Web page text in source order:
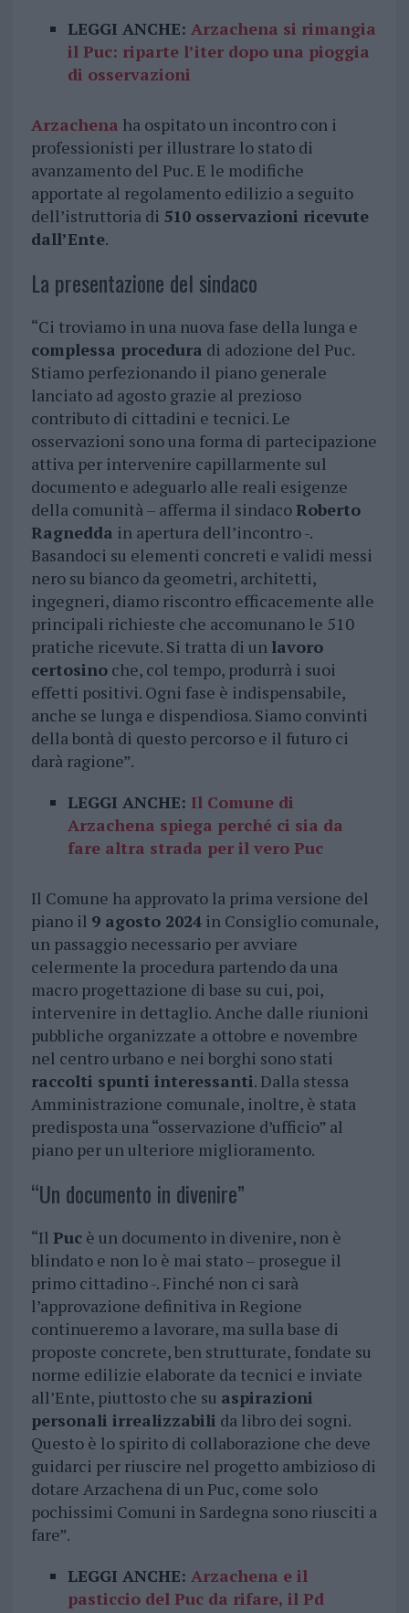
LEGGI ANCHE: Arzachena si rimangia
il Puc: riparte l’iter dopo una pioggia
di osservazioni
Arzachena ha ospitato un incontro con i
professionisti per illustrare lo stato di
avanzamento del Puc. E le modifiche
apportate al regolamento edilizio a seguito
dell’istruttoria di 510 osservazioni ricevute
dall’Ente.
La presentazione del sindaco
“Ci troviamo in una nuova fase della lunga e
complessa procedura di adozione del Puc.
Stiamo perfezionando il piano generale
lanciato ad agosto grazie al prezioso
contributo di cittadini e tecnici. Le
osservazioni sono una forma di partecipazione
attiva per intervenire capillarmente sul
documento e adeguarlo alle reali esigenze
della comunità – afferma il sindacoRoberto
Ragnedda in apertura dell’incontro -.
Basandoci su elementi concreti e validi messi
nero su bianco da geometri, architetti,
ingegneri, diamo riscontro efficacemente alle
principali richieste che accomunano le 510
pratiche ricevute. Si tratta di un lavoro
certosinoche, col tempo, produrrà i suoi
effetti positivi. Ogni fase è indispensabile,
anche se lunga e dispendiosa. Siamo convinti
della bontà di questo percorso e il futuro ci
darà ragione”.
LEGGI ANCHE: Il Comune di
Arzachena spiega perché ci sia da
fare altra strada per il vero Puc
Il Comune ha approvato la prima versione del
piano il 9 agosto 2024in Consiglio comunale,
un passaggio necessario per avviare
celermente la procedura partendo da una
macro progettazione di base su cui, poi,
intervenire in dettaglio. Anche dalle riunioni
pubbliche organizzate a ottobre e novembre
nel centro urbano e nei borghi sono stati
raccolti spunti interessanti. Dalla stessa
Amministrazione comunale, inoltre, è stata
predisposta una “osservazione d’ufficio” al
piano per un ulteriore miglioramento.
“Un documento in divenire”
“Il Pucè un documento in divenire, non è
blindato e non lo è mai stato – prosegue il
primo cittadino -. Finché non ci sarà
l’approvazione definitiva in Regione
continueremo a lavorare, ma sulla base di
proposte concrete, ben strutturate, fondate su
norme edilizie elaborate da tecnici e inviate
all’Ente, piuttosto che su aspirazioni
personali irrealizzabili da libro dei sogni.
Questo è lo spirito di collaborazione che deve
guidarci per riuscire nel progetto ambizioso di
dotare Arzachena di un Puc, come solo
pochissimi Comuni in Sardegna sono riusciti a
fare”.
LEGGI ANCHE: Arzachena e il
pasticcio del Puc da rifare, il Pd